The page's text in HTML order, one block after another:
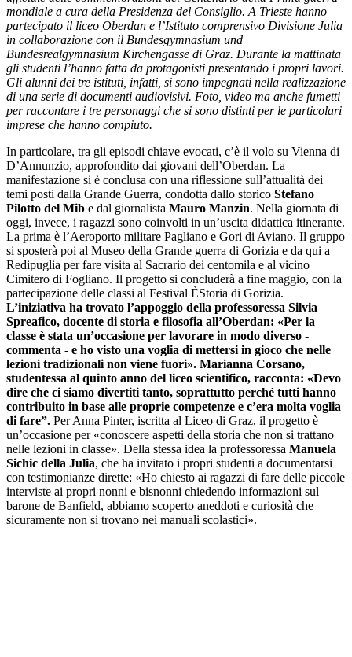
mondiale a cura della Presidenza del Consiglio. A Trieste hanno
partecipato il liceo Oberdan e l’Istituto comprensivo Divisione Julia
in collaborazione con il Bundesgymnasium und
Bundesrealgymnasium Kirchengasse di Graz. Durante la mattinata
gli studenti l’hanno fatta da protagonisti presentando i propri lavori.
Gli alunni dei tre istituti, infatti, si sono impegnati nella realizzazione
di una serie di documenti audiovisivi. Foto, video ma anche fumetti
per raccontare i tre personaggi che si sono distinti per le particolari
imprese che hanno compiuto.
In particolare, tra gli episodi chiave evocati, c’è il volo su Vienna di
D’Annunzio, approfondito dai giovani dell’Oberdan. La
manifestazione si è conclusa con una riflessione sull’attualità dei
temi posti dalla Grande Guerra, condotta dallo storico Stefano
Pilotto del Mib e dal giornalista Mauro Manzin. Nella giornata di
oggi, invece, i ragazzi sono coinvolti in un’uscita didattica itinerante.
La prima è l’Aeroporto militare Pagliano e Gori di Aviano. Il gruppo
si sposterà poi al Museo della Grande guerra di Gorizia e da qui a
Redipuglia per fare visita al Sacrario dei centomila e al vicino
Cimitero di Fogliano. Il progetto si concluderà a fine maggio, con la
partecipazione delle classi al Festival ÈStoria di Gorizia.
L’iniziativa ha trovato l’appoggio della professoressa Silvia
Spreafico, docente di storia e filosofia all’Oberdan: «Per la
classe è stata un’occasione per lavorare in modo diverso -
commenta - e ho visto una voglia di mettersi in gioco che nelle
lezioni tradizionali non viene fuori». Marianna Corsano,
studentessa al quinto anno del liceo scientifico, racconta: «Devo
dire che ci siamo divertiti tanto, soprattutto perché tutti hanno
contribuito in base alle proprie competenze e c’era molta voglia
di fare”. Per Anna Pinter, iscritta al Liceo di Graz, il progetto è
un’occasione per «conoscere aspetti della storia che non si trattano
nelle lezioni in classe». Della stessa idea la professoressa Manuela
Sichic della Julia, che ha invitato i propri studenti a documentarsi
con testimonianze dirette: «Ho chiesto ai ragazzi di fare delle piccole
interviste ai propri nonni e bisnonni chiedendo informazioni sul
barone de Banfield, abbiamo scoperto aneddoti e curiosità che
sicuramente non si trovano nei manuali scolastici».